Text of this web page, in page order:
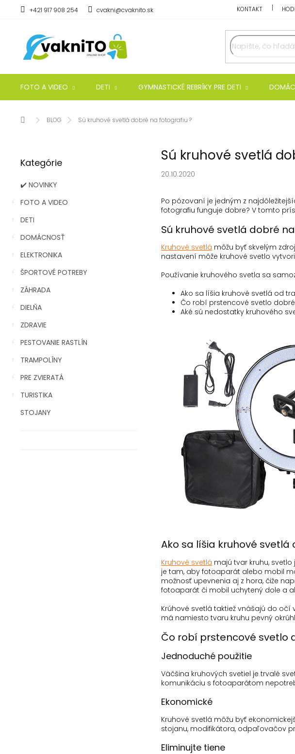
+421 917 908 254 cvakni@cvaknito.sk KONTAKT
FOTO A VIDEO DETI GYMNASTICKÉ REBRÍKY PRE DETI
DomovBLOG Sú kruhové svetlá dobré na fotografiu ?
č
ý
p
a
n
l
kategórie
Kategórie
✔️ NOVINKY
FOTO A VIDEO
DETI
DOMÁCNOSŤ
ELEKTRONIKA
ŠPORTOVÉ POTREBY
ZÁHRADA
DIELŇA
ZDRAVIE
PESTOVANIE RASTLÍN
TRAMPOLÍNY
PRE ZVIERATÁ
TURISTIKA
STOJANY
Sú kruhové svetlá
20.10.2020
Po pózovaní je jedným z
fotografiu funguje dobre? V tomto
Sú kruhové svetlá dobré
Kruhové svetlá môžu byť skvelým
nastavení môže kruhové svetlo
Používanie kruhového svetla sa
Ako sa líšia kruhové svetlá od
Čo robí prstencové svetlo
Aké sú nedostatky kruhového
Ako sa líšia kruhové svetlá
Kruhové svetlá majú tvar kruhu,
je tam, aby fotoaparát alebo mobil
možnosť upevnenia aj z hora, čiže
fotoaparát či mobil uchytený dole a
Krúhové svetlá taktiež vnášajú do
má namiesto tvaru kruhu pevný
Čo robí prstencové svetlo
Jednoduché použitie
Väčšina kruhových svetiel je trvalé
komunikáciu s fotoaparátom
Ekonomické
Kruhové svetlá môžu byť
stojanu, modifikátora, odpaľovačov
Eliminujte tiene